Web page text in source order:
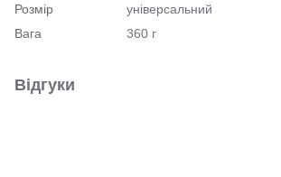
Розмір
універсальний
Вага
360 г
Відгуки